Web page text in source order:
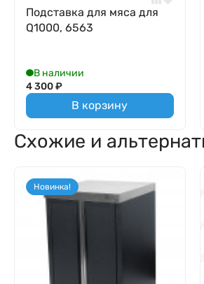
Подставка для мяса для
Q1000, 6563
В наличии
4 300₽
В корзину
Схожие и
Новинка!